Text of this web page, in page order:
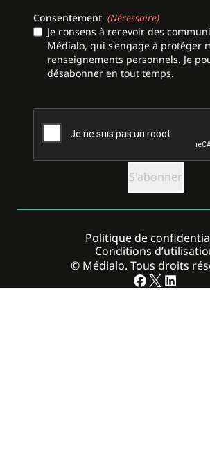
Consentement (Nécessaire)
Je consens à recevoir des
Médialo, qui s'engage à protéger
renseignements personnels. Je
désabonner en tout temps.
CAPTCHA
© Médialo. Tous droits
Politique de
Conditions